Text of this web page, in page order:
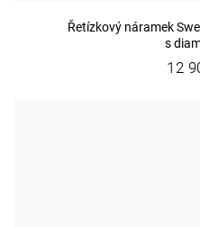
Řetízkový náramek
s
12